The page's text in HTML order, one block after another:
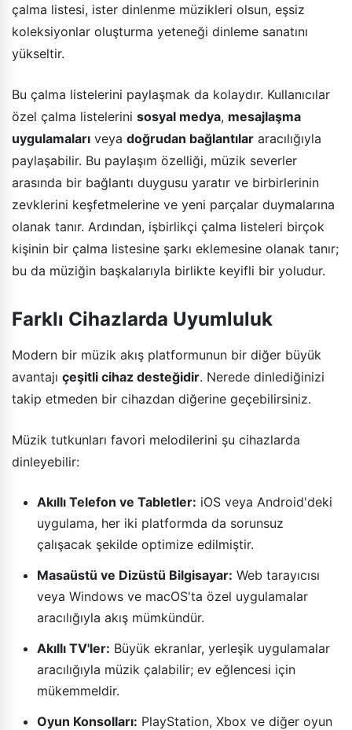
çalma listesi, ister dinlenme müzikleri olsun, eşsiz
koleksiyonlar oluşturma yeteneği dinleme sanatını
yükseltir.
Bu çalma listelerini paylaşmak da kolaydır. Kullanıcılar
özel çalma listelerini sosyal medya, mesajlaşma
uygulamaları veya doğrudan bağlantılar aracılığıyla
paylaşabilir. Bu paylaşım özelliği, müzik severler
arasında bir bağlantı duygusu yaratır ve birbirlerinin
zevklerini keşfetmelerine ve yeni parçalar duymalarına
olanak tanır. Ardından, işbirlikçi çalma listeleri birçok
kişinin bir çalma listesine şarkı eklemesine olanak tanır;
bu da müziğin başkalarıyla birlikte keyifli bir yoludur.
Farklı Cihazlarda Uyumluluk
Modern bir müzik akış platformunun bir diğer büyük
avantajı çeşitli cihaz desteğidir. Nerede dinlediğinizi
takip etmeden bir cihazdan diğerine geçebilirsiniz.
Müzik tutkunları favori melodilerini şu cihazlarda
dinleyebilir:
Akıllı Telefon ve Tabletler: iOS veya Android'deki
uygulama, her iki platformda da sorunsuz
çalışacak şekilde optimize edilmiştir.
Masaüstü ve Dizüstü Bilgisayar: Web tarayıcısı
veya Windows ve macOS'ta özel uygulamalar
aracılığıyla akış mümkündür.
Akıllı TV'ler: Büyük ekranlar, yerleşik uygulamalar
aracılığıyla müzik çalabilir; ev eğlencesi için
mükemmeldir.
Oyun Konsolları: PlayStation, Xbox ve diğer oyun